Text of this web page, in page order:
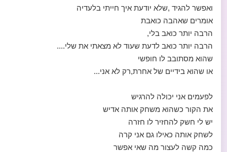
ואפשר להגיד ,שלא יודעת איך חייתי בלעדיה
אומרים שאהבה כואבת
הרבה יותר כואב בלי,
הרבה יותר כואב לדעת שעוד לא מצאתי את שלי....
שהוא מסתובב לו חופשי
או שהוא בידיים של אחרת,רק לא אני...
לפעמים אני יכולה להרגיש
את הקור כשהוא משחק אותה אדיש
יש לי חשק להחזיר לו חזרה
לשחק אותה כאילו גם אני קרה
כמה קשה לעצור מה שאי אפשר